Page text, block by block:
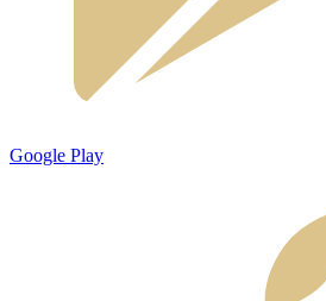
Google Play